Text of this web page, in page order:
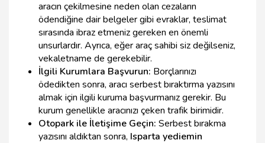
aracın çekilmesine neden olan cezaların
ödendiğine dair belgeler gibi evraklar, teslimat
sırasında ibraz etmeniz gereken en önemli
unsurlardır. Ayrıca, eğer araç sahibi siz değilseniz,
vekaletname de gerekebilir.
İlgili Kurumlara Başvurun: Borçlarınızı
ödedikten sonra, aracı serbest bıraktırma yazısını
almak için ilgili kuruma başvurmanız gerekir. Bu
kurum genellikle aracınızı çeken trafik birimidir.
Otopark ile İletişime Geçin: Serbest bırakma
yazısını aldıktan sonra, Isparta yediemin